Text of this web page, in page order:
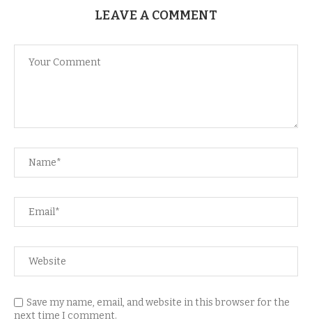
LEAVE A COMMENT
Save my name, email, and website in this browser for the
next time I comment.